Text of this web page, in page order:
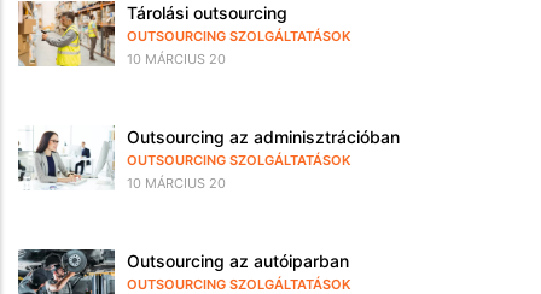
Tárolási outsourcing
OUTSOURCING SZOLGÁLTATÁSOK
10 MÁRCIUS 20
Outsourcing az adminisztrációban
OUTSOURCING SZOLGÁLTATÁSOK
10 MÁRCIUS 20
Outsourcing az autóiparban
OUTSOURCING SZOLGÁLTATÁSOK